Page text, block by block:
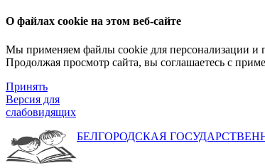
О файлах cookie на этом веб-сайте
Мы применяем файлы cookie для персонализации и
Продолжая просмотр сайта, вы соглашаетесь с
Принять
Версия для
слабовидящих
БЕЛГОРОДСКАЯ